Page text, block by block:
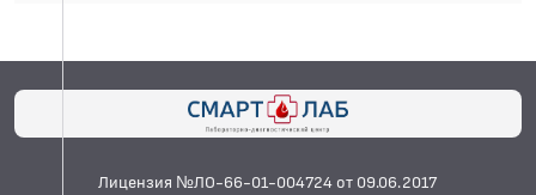
Лицензия №ЛО-66-01-004724 от 09.06.2017